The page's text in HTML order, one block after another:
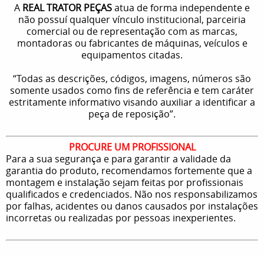
A REAL TRATOR PEÇASatua de forma independente e
não possuí qualquer vínculo institucional, parceiria
comercial ou de representação com as marcas,
montadoras ou fabricantes de máquinas, veículos e
equipamentos citadas.
“Todas as descrições, códigos, imagens, números são
somente usados como fins de referência e tem caráter
estritamente informativo visando auxiliar a identificar a
peça de reposição”.
PROCURE UM PROFISSIONAL
Para a sua segurança e para garantir a validade da
garantia do produto, recomendamos fortemente que a
montagem e instalação sejam feitas por profissionais
qualificados e credenciados. Não nos responsabilizamos
por falhas, acidentes ou danos causados por instalações
incorretas ou realizadas por pessoas inexperientes.